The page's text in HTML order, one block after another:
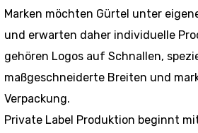
Marken möchten Gürtel unter
und erwarten daher individuelle
gehören Logos auf Schnallen,
maßgeschneiderte Breiten und
Verpackung.
Private Label Produktion beginnt